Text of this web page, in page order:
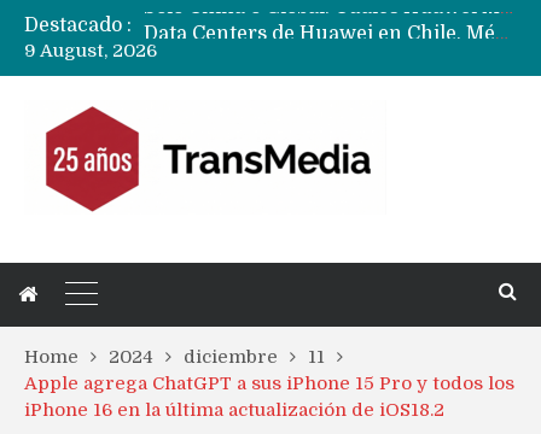
Destacado :
9 August, 2026
Home 2024 diciembre
11
Apple agrega ChatGPT a sus iPhone 15 Pro y todos los
iPhone 16 en la última actualización de iOS18.2